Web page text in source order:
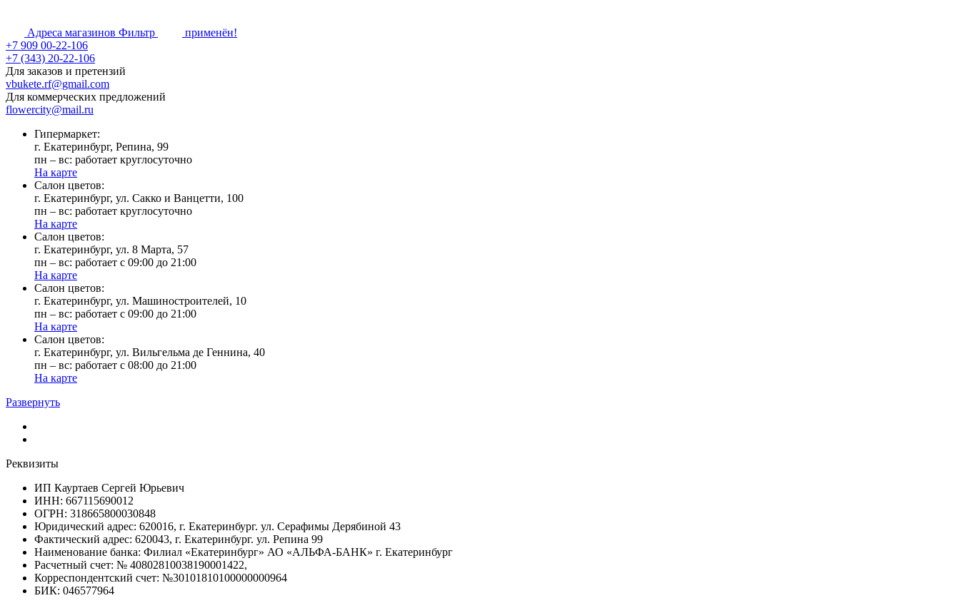
Адреса магазинов Фильтр
применён!
+7 909 00-22-106
+7 (343) 20-22-106
Для заказов и претензий
vbukete.rf@gmail.com
Для коммерческих предложений
flowercity@mail.ru
Гипермаркет:
г. Екатеринбург, Репина, 99
пн – вс: работает круглосуточно
На карте
Cалон цветов:
г. Екатеринбург, ул. Сакко и Ванцетти, 100
пн – вс: работает круглосуточно
На карте
Cалон цветов:
г. Екатеринбург, ул. 8 Марта, 57
пн – вс: работает с 09:00 до 21:00
На карте
Cалон цветов:
г. Екатеринбург, ул. Машиностроителей, 10
пн – вс: работает с 09:00 до 21:00
На карте
Cалон цветов:
г. Екатеринбург, ул. Вильгельма де Геннина, 40
пн – вс: работает с 08:00 до 21:00
На карте
Развернуть
Реквизиты
ИП Кауртаев Сергей Юрьевич
ИНН: 667115690012
ОГРН: 318665800030848
Юридический адрес: 620016, г. Екатеринбург. ул. Серафимы Дерябиной 43
Фактический адрес: 620043, г. Екатеринбург. ул. Репина 99
Наименование банка: Филиал «Екатеринбург» АО «АЛЬФА-БАНК» г. Екатеринбург
Расчетный счет: № 40802810038190001422,
Корреспондентский счет: №30101810100000000964
БИК: 046577964